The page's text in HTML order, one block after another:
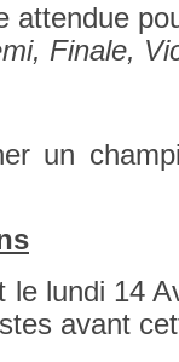
at­tendue
Fin­ale,
un
le lundi 14
avant